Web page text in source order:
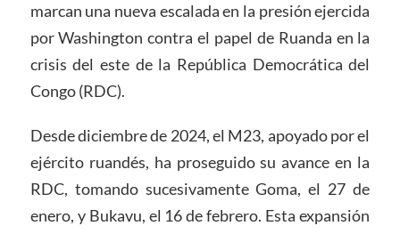
marcan una nueva escalada en la presión ejercida
por Washington contra el papel de Ruanda en la
crisis del este de la República Democrática del
Congo (RDC).
Desde diciembre de 2024, el M23, apoyado por el
ejército ruandés, ha proseguido su avance en la
RDC, tomando sucesivamente Goma, el 27 de
enero, y Bukavu, el 16 de febrero. Esta expansión